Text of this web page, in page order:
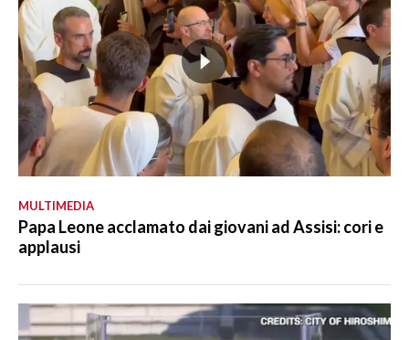
MULTIMEDIA
Papa Leone acclamato dai giovani ad Assisi: cori e
applausi